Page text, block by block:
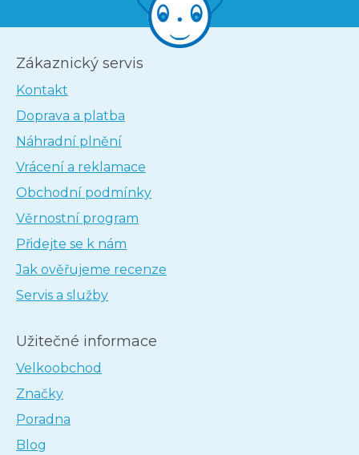
Zákaznický servis
Kontakt
Doprava a platba
Náhradní plnění
Vrácení a reklamace
Obchodní podmínky
Věrnostní program
Přidejte se k nám
Jak ověřujeme recenze
Servis a služby
Užitečné informace
Velkoobchod
Značky
Poradna
Blog